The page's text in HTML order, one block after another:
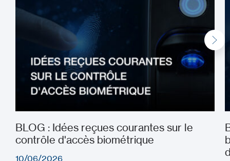
BLOG : Idées reçues courantes sur le
contrôle d'accès biométrique
10/06/2026